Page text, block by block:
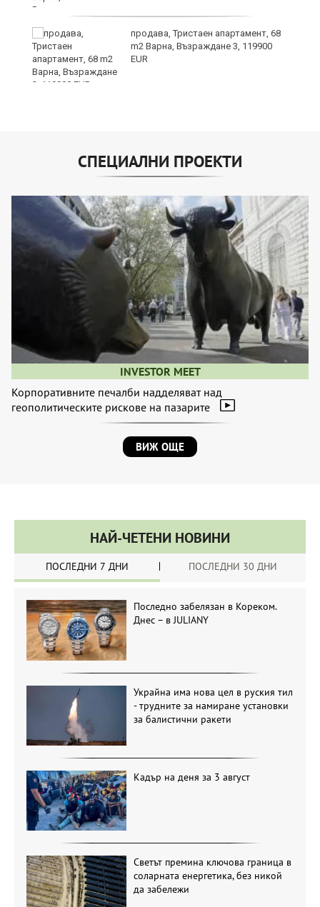
продава, Тристаен апартамент, 68
m2 Варна, Възраждане 3, 119900
EUR
СПЕЦИАЛНИ ПРОЕКТИ
INVESTOR MEET
Корпоративните печалби надделяват над
геополитическите рискове на пазарите
ВИЖ ОЩЕ
НАЙ-ЧЕТЕНИ НОВИНИ
ПОСЛЕДНИ 7 ДНИ ПОСЛЕДНИ 30 ДНИ
Последно забелязан в Кореком.
Днес – в JULIANY
Украйна има нова цел в руския тил
- трудните за намиране установки
за балистични ракети
Кадър на деня за 3 август
Светът премина ключова граница в
соларната енергетика, без никой
да забележи